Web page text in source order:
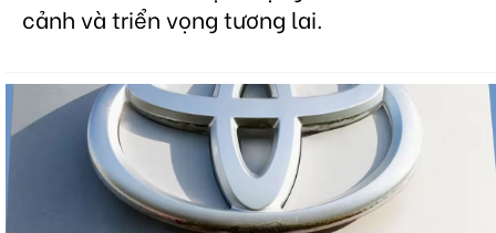
cảnh và triển vọng tương lai.